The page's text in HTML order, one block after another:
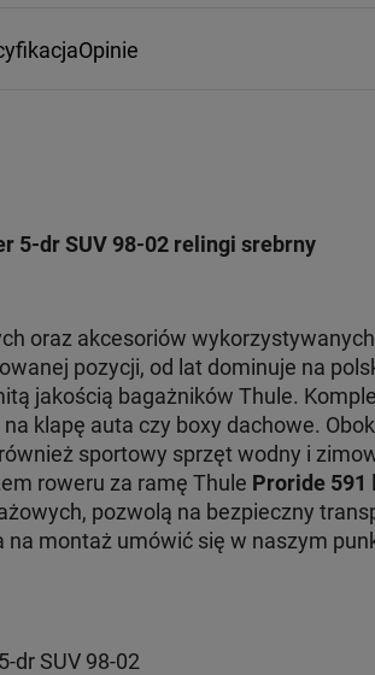
Opinie
5-dr SUV 98-02 relingi srebrny
oraz akcesoriów
pozycji, od lat dominuje na
jakością bagażników Thule.
klapę auta czy boxy dachowe.
sportowy sprzęt wodny i
roweru za ramę Thule Proride 591
pozwolą na bezpieczny
montaż umówić się w naszym
dr SUV 98-02